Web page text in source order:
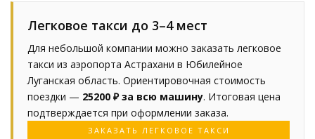
Легковое такси до 3–4 мест
Для небольшой компании можно заказать легковое
такси из аэропорта Астрахани в Юбилейное
Луганская область. Ориентировочная стоимость
поездки — 25200 ₽ за всю машину. Итоговая цена
подтверждается при оформлении заказа.
ЗАКАЗАТЬ ЛЕГКОВОЕ ТАКСИ